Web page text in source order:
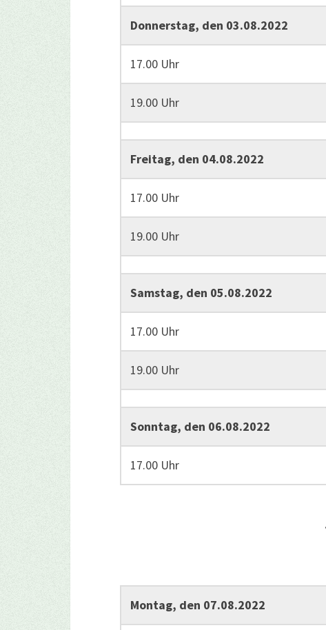
Donnerstag, den 03.08.2022
17.00 Uhr
19.00 Uhr
Freitag, den 04.08.2022
17.00 Uhr
19.00 Uhr
Samstag, den 05.08.2022
17.00 Uhr
19.00 Uhr
Sonntag, den 06.08.2022
17.00 Uhr
Montag, den 07.08.2022